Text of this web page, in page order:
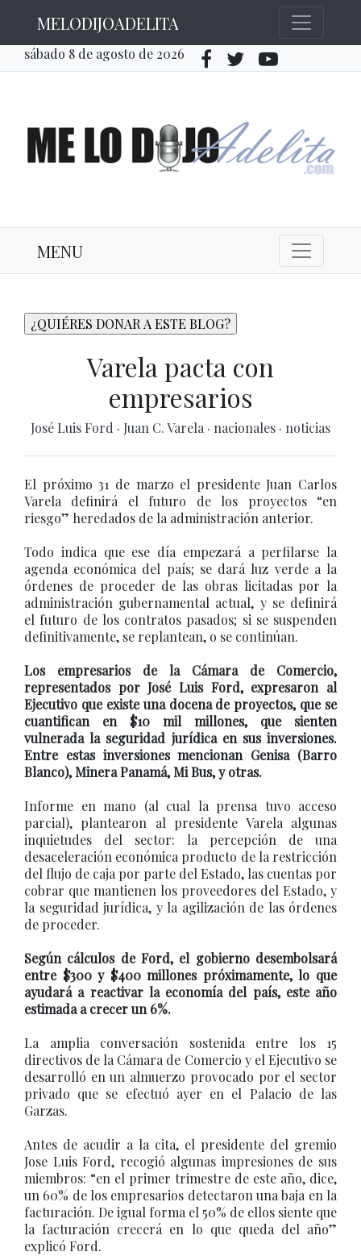
MELODIJOADELITA
sábado 8 de agosto de 2026
MENU
Varela pacta con
empresarios
José Luis Ford · Juan C. Varela · nacionales · noticias
El próximo 31 de marzo el presidente Juan Carlos
Varela definirá el futuro de los proyectos “en
riesgo” heredados de la administración anterior.
Todo indica que ese día empezará a perfilarse la
agenda económica del país; se dará luz verde a la
órdenes de proceder de las obras licitadas por la
administración gubernamental actual, y se definirá
el futuro de los contratos pasados; si se suspenden
definitivamente, se replantean, o se continúan.
Los empresarios de la Cámara de Comercio,
representados por José Luis Ford, expresaron al
Ejecutivo que existe una docena de proyectos, que se
cuantifican en $10 mil millones, que sienten
vulnerada la seguridad jurídica en sus inversiones.
Entre estas inversiones mencionan Genisa (Barro
Blanco), Minera Panamá, Mi Bus, y otras.
Informe en mano (al cual la prensa tuvo acceso
parcial), plantearon al presidente Varela algunas
inquietudes del sector: la percepción de una
desaceleración económica producto de la restricción
del flujo de caja por parte del Estado, las cuentas por
cobrar que mantienen los proveedores del Estado, y
la seguridad jurídica, y la agilización de las órdenes
de proceder.
Según cálculos de Ford, el gobierno desembolsará
entre $300 y $400 millones próximamente, lo que
ayudará a reactivar la economía del país, este año
estimada a crecer un 6%.
La amplia conversación sostenida entre los 15
directivos de la Cámara de Comercio y el Ejecutivo se
desarrolló en un almuerzo provocado por el sector
privado que se efectuó ayer en el Palacio de las
Garzas.
Antes de acudir a la cita, el presidente del gremio
Jose Luis Ford, recogió algunas impresiones de sus
miembros: “en el primer trimestre de este año, dice,
un 60% de los empresarios detectaron una baja en la
facturación. De igual forma el 50% de ellos siente que
la facturación crecerá en lo que queda del año”
explicó Ford.